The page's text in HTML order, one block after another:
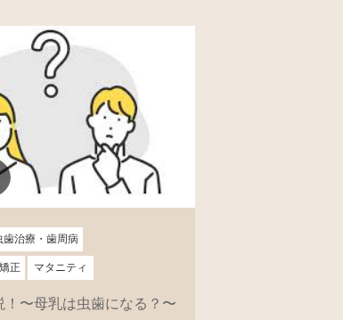
歯治療・歯周病
正 マタニティ
！〜母乳は虫歯になる？〜